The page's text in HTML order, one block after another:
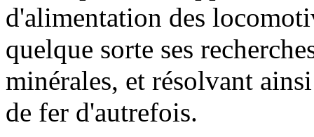
d'alimentation des
quelque sorte ses
minérales, et résolvant
de fer d'autrefois.